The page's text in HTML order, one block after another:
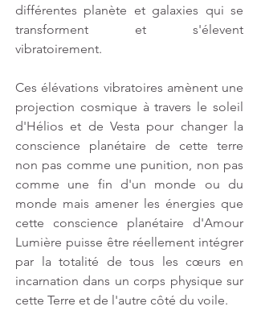
différentes planète et galaxies qui se
transforment et s'élevent
vibratoirement.
Ces élévations vibratoires amènent une
projection cosmique à travers le soleil
d'Hélios et de Vesta pour changer la
conscience planétaire de cette terre
non pas comme une punition, non pas
comme une fin d'un monde ou du
monde mais amener les énergies que
cette conscience planétaire d'Amour
Lumière puisse être réellement intégrer
par la totalité de tous les cœurs en
incarnation dans un corps physique sur
cette Terre et de l'autre côté du voile.